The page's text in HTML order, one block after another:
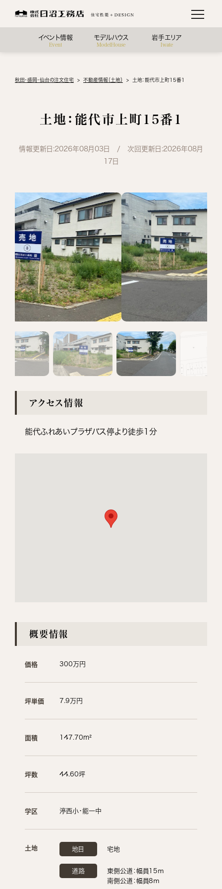
イベント情報
Event
モデルハウス
ModelHouse
岩手エリア
Iwate
秋田・盛岡・仙台の注文住宅 不動産情報（土地） 土地：能代市上町15番1
土地：能代市上町15番1
情報更新日:2026年08月03日 / 次回更新日:2026年08月
17日
アクセス情報
能代ふれあいプラザバス停より徒歩1分
概要情報
価格 300万円
坪単価 7.9万円
面積 147.70m²
坪数 44.60坪
学区 渟西小・能一中
土地 地目 宅地
道路
東側公道：幅員15ｍ
南側公道：幅員8ｍ